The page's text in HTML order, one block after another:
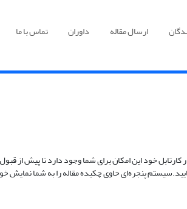
ارسال مقاله داوران تماس با ما
خود این امکان برای شما وجود دارد تا پیش از
پنجره‌ای حاوی چکیده مقاله را به شما